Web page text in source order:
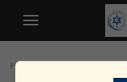
Home